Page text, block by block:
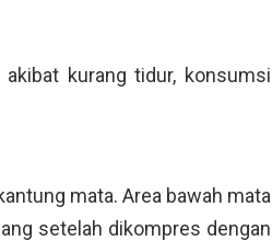
kurang tidur, konsumsi
mata. Area bawah mata
setelah dikompres dengan